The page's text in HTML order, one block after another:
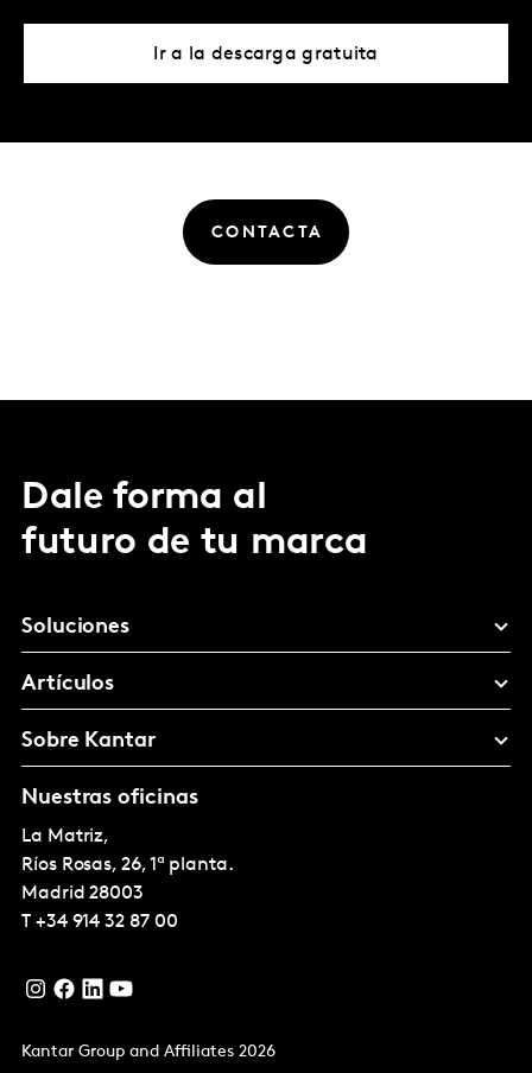
Ir a la descarga gratuita
CONTACTA
Dale forma al
futuro de tu marca
Soluciones
Artículos
Sobre Kantar
Nuestras oficinas
La Matriz,
Ríos Rosas, 26, 1ª planta.
Madrid 28003
T +34 914 32 87 00
Kantar Group and Affiliates 2026